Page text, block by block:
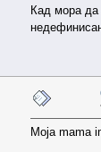
Кад мора да
Moja mama